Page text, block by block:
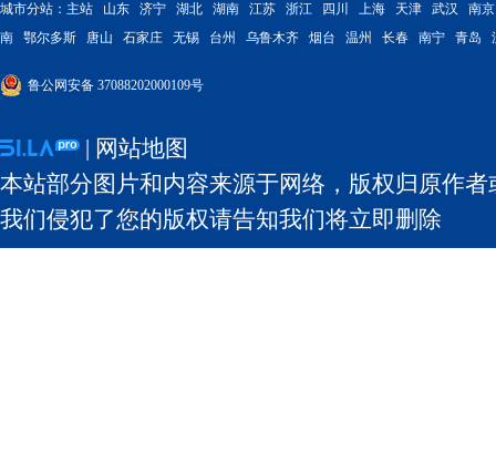
城市分站： 主站 山东 济宁 湖北 湖南 江苏 浙江 四川 上海 天津 武汉
南京
南
鄂尔多斯 唐山 石家庄 无锡 台州 乌鲁木齐 烟台 温州 长春 南宁 青岛
鲁公网安备 37088202000109号
| 网站地图
本站部分图片和内容来源于网络，版权归原作
我们侵犯了您的版权请告知我们将立即删除